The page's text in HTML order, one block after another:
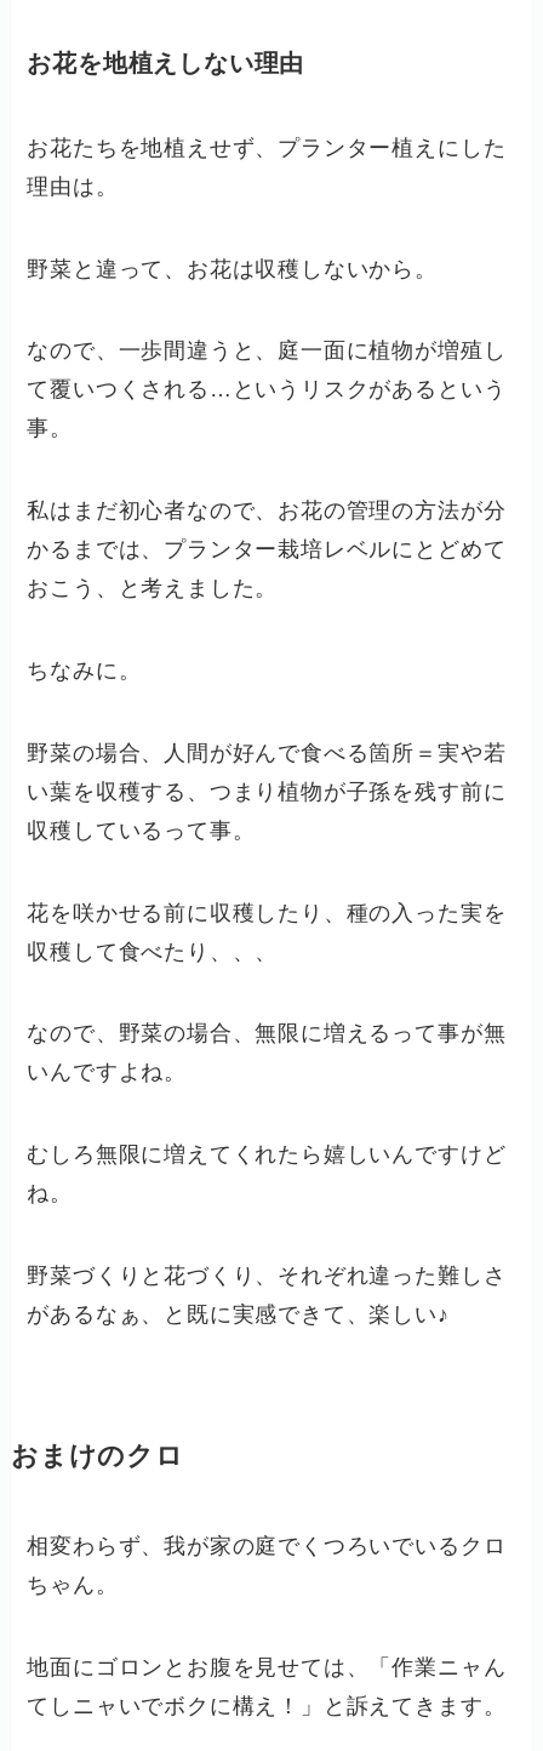
お花を地植えしない理由
お花たちを地植えせず、プランター植えにした
理由は。
野菜と違って、お花は収穫しないから。
なので、一歩間違うと、庭一面に植物が増殖し
て覆いつくされる…というリスクがあるという
事。
私はまだ初心者なので、お花の管理の方法が分
かるまでは、プランター栽培レベルにとどめて
おこう、と考えました。
ちなみに。
野菜の場合、人間が好んで食べる箇所＝実や若
い葉を収穫する、つまり植物が子孫を残す前に
収穫しているって事。
花を咲かせる前に収穫したり、種の入った実を
収穫して食べたり、、、
なので、野菜の場合、無限に増えるって事が無
いんですよね。
むしろ無限に増えてくれたら嬉しいんですけど
ね。
野菜づくりと花づくり、それぞれ違った難しさ
があるなぁ、と既に実感できて、楽しい♪
おまけのクロ
相変わらず、我が家の庭でくつろいでいるクロ
ちゃん。
地面にゴロンとお腹を見せては、「作業ニャん
てしニャいでボクに構え！」と訴えてきます。